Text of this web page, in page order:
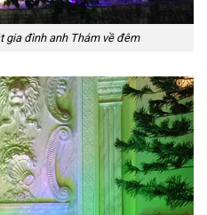
gia đình anh Thám về đêm